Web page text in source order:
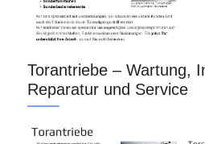
Torantriebe – Wartung,
Reparatur und Service